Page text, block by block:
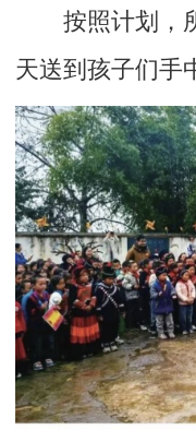
按照计划，所
天送到孩子们手